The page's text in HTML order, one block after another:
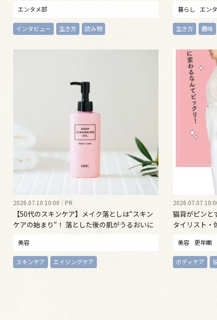
でエンタメ部
インタビュー 生き方 読み物
暮らし エン
生き方 趣味
2026.07.10 10:00 PR
【50代のスキンケア】メイク落としは“スキン
ケアの始まり“！ 落とした後の肌がうるおいに
美容
スキンケア エイジングケア
2026.07.07
猫背がピンと
タイリスト・
美容 更年期
ボディケア